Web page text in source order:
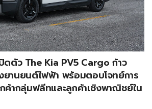
ปิดตัว The Kia PV5 Cargo ก้าว
านยนต์ไฟฟ้า พร้อมตอบโจทย์การ
ค้ากลุ่มฟลีทและลูกค้าเชิงพาณิชย์ใน